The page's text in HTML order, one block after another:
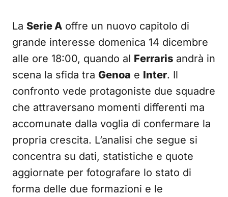
La Serie A offre un nuovo capitolo di
grande interesse domenica 14 dicembre
alle ore 18:00, quando al Ferraris andrà in
scena la sfida tra Genoa e Inter. Il
confronto vede protagoniste due squadre
che attraversano momenti differenti ma
accomunate dalla voglia di confermare la
propria crescita. L’analisi che segue si
concentra su dati, statistiche e quote
aggiornate per fotografare lo stato di
forma delle due formazioni e le